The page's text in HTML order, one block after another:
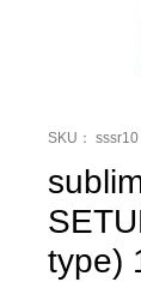
SKU： sssr10
type)